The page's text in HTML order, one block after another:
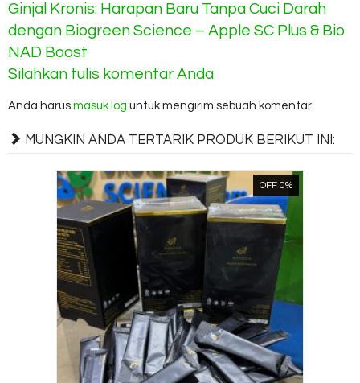
Ginjal Kronis: Harapan Baru Tanpa Cuci Darah
dengan Biogreen Science – Apple SC Plus & Bio
NAD Boost
Silahkan tulis komentar Anda
Anda harus masuk log untuk mengirim sebuah komentar.
MUNGKIN ANDA TERTARIK PRODUK BERIKUT INI:
OFF 0%